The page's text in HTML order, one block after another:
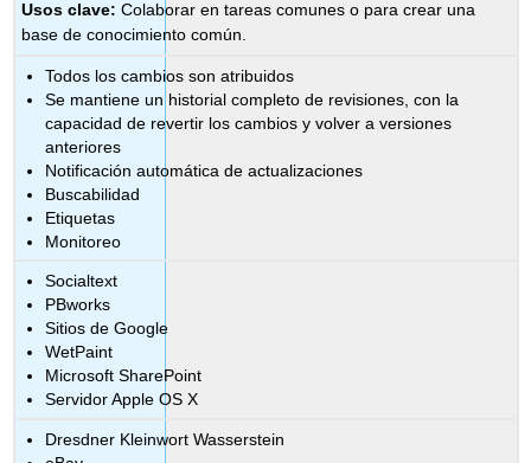
Usos clave: Colaborar en tareas comunes o para crear una
base de conocimiento común.
Todos los cambios son atribuidos
Se mantiene un historial completo de revisiones, con la
capacidad de revertir los cambios y volver a versiones
anteriores
Notificación automática de actualizaciones
Buscabilidad
Etiquetas
Monitoreo
Socialtext
PBworks
Sitios de Google
WetPaint
Microsoft SharePoint
Servidor Apple OS X
Dresdner Kleinwort Wasserstein